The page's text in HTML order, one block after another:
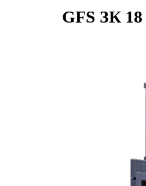
GFS ЗК